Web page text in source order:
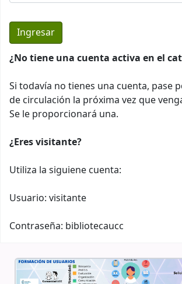
¿No tiene una cuenta activa en el
Si todavía no tienes una cuenta, pase
de circulación la próxima vez que
Se le proporcionará una.
¿Eres visitante?
Utiliza la siguiene cuenta:
Usuario: visitante
Contraseña: bibliotecaucc